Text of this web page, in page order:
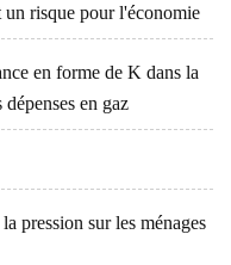
risque pour l'économie
en forme de K dans la
en gaz
pression sur les ménages